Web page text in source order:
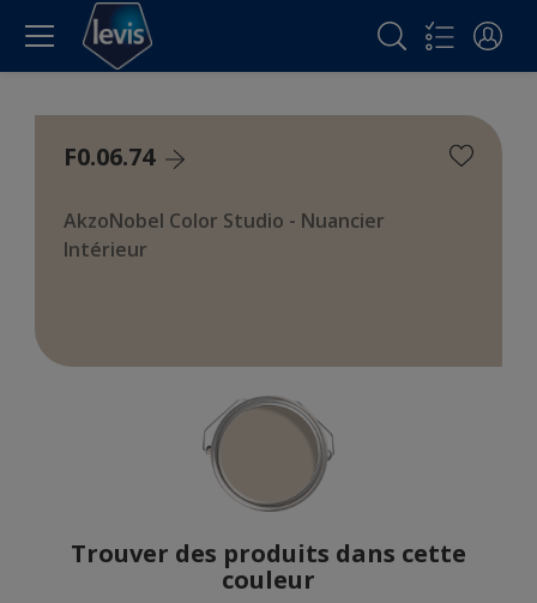
F0.06.74
AkzoNobel Color Studio - Nuancier
Intérieur
Trouver des produits dans cette
couleur